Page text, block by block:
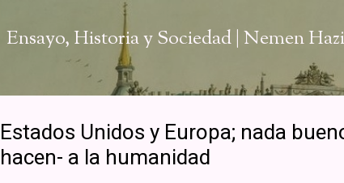
Ensayo, Historia y Sociedad | Nemen
Estados Unidos y Europa; nada
hacen- a la humanidad